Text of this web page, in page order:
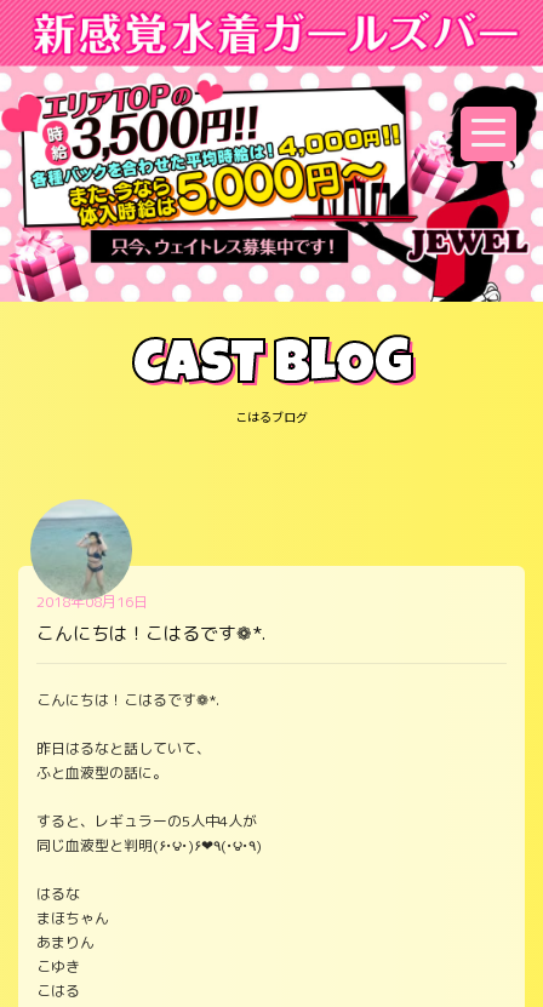
CAST BLOG
こはるブログ
こんにちは！こはるです❁*.
2018年08月16日
こんにちは！こはるです❁*.
昨日はるなと話していて、
ふと血液型の話に。
すると、レギュラーの5人中4人が
同じ血液型と判明(۶•౪•)۶❤٩(•౪•٩)
はるな
まほちゃん
あまりん
こゆき
こはる